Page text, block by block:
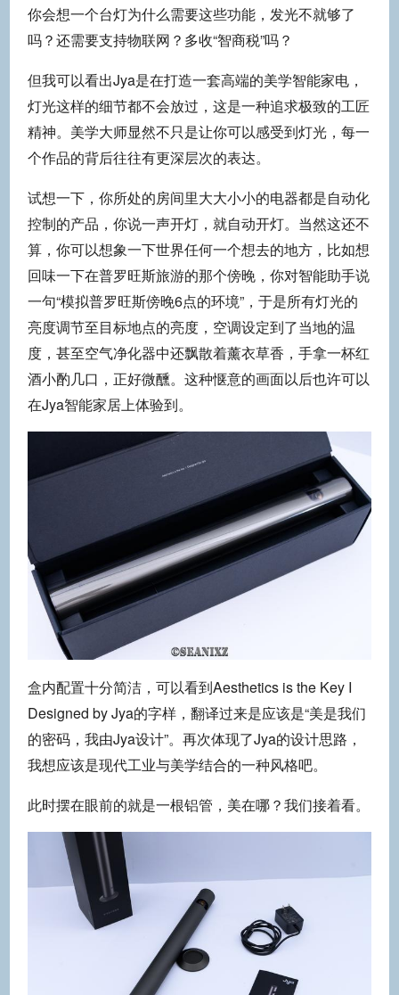
你会想一个台灯为什么需要这些功能，发光不就够了
吗？还需要支持物联网？多收“智商税”吗？
但我可以看出Jya是在打造一套高端的美学智能家电，
灯光这样的细节都不会放过，这是一种追求极致的工匠
精神。美学大师显然不只是让你可以感受到灯光，每一
个作品的背后往往有更深层次的表达。
试想一下，你所处的房间里大大小小的电器都是自动化
控制的产品，你说一声开灯，就自动开灯。当然这还不
算，你可以想象一下世界任何一个想去的地方，比如想
回味一下在普罗旺斯旅游的那个傍晚，你对智能助手说
一句“模拟普罗旺斯傍晚6点的环境”，于是所有灯光的
亮度调节至目标地点的亮度，空调设定到了当地的温
度，甚至空气净化器中还飘散着薰衣草香，手拿一杯红
酒小酌几口，正好微醺。这种惬意的画面以后也许可以
在Jya智能家居上体验到。
盒内配置十分简洁，可以看到Aesthetics is the Key I
Designed by Jya的字样，翻译过来是应该是“美是我们
的密码，我由Jya设计”。再次体现了Jya的设计思路，
我想应该是现代工业与美学结合的一种风格吧。
此时摆在眼前的就是一根铝管，美在哪？我们接着看。